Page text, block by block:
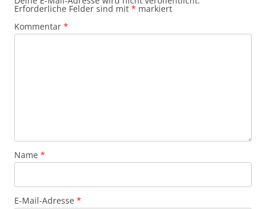
Erforderliche Felder sind mit * markiert
Kommentar *
Name *
E-Mail-Adresse *